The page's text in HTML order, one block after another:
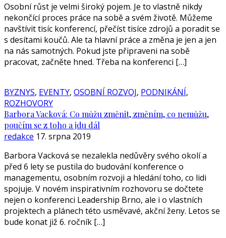
Osobní růst je velmi široký pojem. Je to vlastně nikdy
nekončící proces práce na sobě a svém životě. Můžeme
navštívit tisíc konferencí, přečíst tisíce zdrojů a poradit se
s desítami koučů. Ale ta hlavní práce a změna je jen a jen
na nás samotných. Pokud jste připraveni na sobě
pracovat, začněte hned. Třeba na konferenci […]
BYZNYS, EVENTY, OSOBNÍ ROZVOJ, PODNIKÁNÍ,
ROZHOVORY
Barbora Vacková: Co můžu změnit, změním, co nemůžu,
poučím se z toho a jdu dál
redakce 17. srpna 2019
Barbora Vacková se nezalekla nedůvěry svého okolí a
před 6 lety se pustila do budování konference o
managementu, osobním rozvoji a hledání toho, co lidi
spojuje. V novém inspirativním rozhovoru se dočtete
nejen o konferenci Leadership Brno, ale i o vlastních
projektech a plánech této usměvavé, akční ženy. Letos se
bude konat již 6. ročník […]